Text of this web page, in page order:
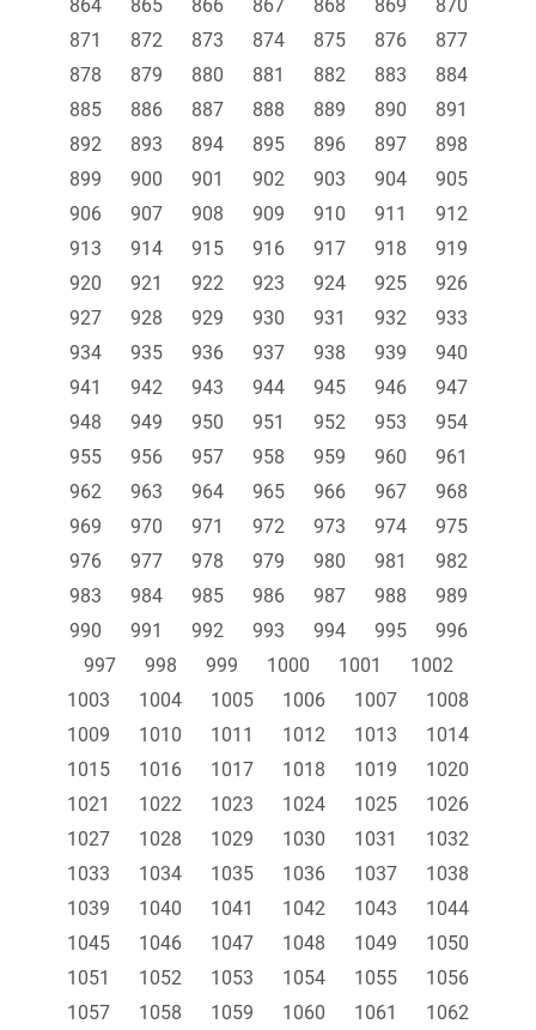
864
865 866 867 868 869
870
871
872 873 874 875 876
877
878
879 880 881 882 883
884
885
886 887 888 889 890
891
892
893 894 895 896 897
898
899
900 901 902 903 904
905
906
907 908 909 910 911
912
913
914 915 916 917 918
919
920
921 922 923 924 925
926
927
928 929 930 931 932
933
934
935 936 937 938 939
940
941
942 943 944 945 946
947
948
949 950 951 952 953
954
955
956 957 958 959 960
961
962
963 964 965 966 967
968
969
970 971 972 973 974
975
976
977 978 979 980 981
982
983
984 985 986 987 988
989
990
991 992 993 994 995
996
997
998 999 1000 1001
1002
1003
1004 1005 1006 1007
1008
1009
1010 1011 1012 1013
1014
1015
1016 1017 1018 1019
1020
1021
1022 1023 1024 1025
1026
1027
1028 1029 1030 1031
1032
1033
1034 1035 1036 1037
1038
1039
1040 1041 1042 1043
1044
1045
1046 1047 1048 1049
1050
1051
1052 1053 1054 1055
1056
1057
1058 1059 1060 1061
1062